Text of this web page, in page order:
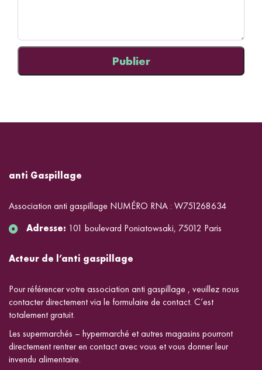
anti Gaspillage
Association anti gaspillage NUMÉRO RNA : W751268634
Adresse: 101 boulevard Poniatowsaki, 75012 Paris
Acteur de l’anti gaspillage
Pour référencer votre association anti gaspillage , veuillez nous
contacter directement via le formulaire de contact. C’est
totalement gratuit.
Les supermarchés – hypermarché et autres magasins pourront
directement rentrer en contact avec vous et vous donner leur
invendu alimentaire.